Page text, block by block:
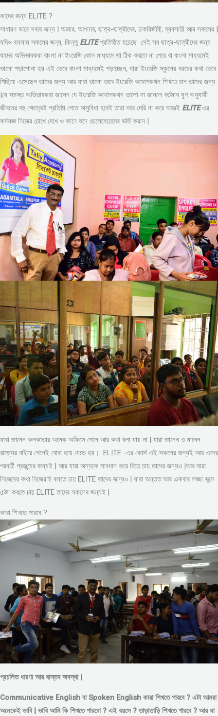
কাদের জন্য ELITE ?
সাধারণ ভাবে সবার জন্য | আমার, আপনার, ছাত্র-ছাত্রীদের, চাকরিজীবী, ব্যবসায়ী আর সকলের |
যদিও বললাম সকলের জন্য, কিন্তু ELITEপ্রতিষ্ঠিত হয়েছে সেই সব ছাত্র-ছাত্রীদের জন্য
যাদের অভিভাবকরা বাংলা না ইংরেজি কোন মাধ্যমে তা ঠিক করতে না পেরে বা বাংলা মাধ্যমেই
ভালো পড়াশোনা হয় এই ভেবে বাংলা মাধ্যমেই পড়াচ্ছেন, যারা ইংরেজি স্কুলের খরচের কথা ভেবে
পিছিয়ে এসেছেন তাদের জন্য আর যারা ভালো ভাবে ইংরেজি কথোপকথন শিখতে চান তাদের জন্য
|যে সমস্ত অভিভাবকরা জানেন যে ইংরেজি কথোপকথন ভালো না জানলে বর্তমান যুগ অনুযায়ী
জীবনের বহু ক্ষেত্রেই প্রতিষ্ঠা পেতে অসুবিধা হবেই তারা আর দেরি না করে আজই ELITEএর
কর্মযজ্ঞ নিজের চোখে দেখে ও কানে শুনে ছেলেমেয়েদের ভর্তি করান |
যারা জানেন কলকাতার অনেক অফিসে গেলে আর কথা বলা যায় না | যারা জানেন ও মানেন
রাজ্যের বাইরে গেলেই বোবা হয়ে যেতে হয়। ELITE -এর কোর্স এই সকলের জন্যই আর এদের
পরবর্তী প্রজন্মের জন্যই | আর যারা অন্যকে সাবধান করে দিতে চায় তাদের জন্যও |আর যারা
নিজেদের কথা নিজেরাই বলতে চায় ELITE তাদের জন্যও | যারা অন্তত আর একবার লজ্জা ভুলে
চেষ্টা করতে চায় ELITE তাদের সকলের জন্যই |
কারা শিখতে পারবে ?
প্রচলিত ধারণা আর বাস্তব অবস্থা |
Communicative English বা Spoken English কারা শিখতে পারবে ? এটা আমরা
অনেকেই ভাবি | ভাবি আমি কি শিখতে পারবো ? এই বয়সে ?তাড়াতাড়ি শিখতে পারবে ? আর যা